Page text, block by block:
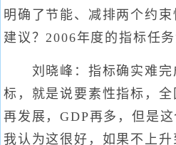
明确了节能、减排两个约
建议？2006年度的指标任
刘晓峰：指标确实难完
标，就是说要素性指标，
再发展，GDP再多，但是
我认为这很好，如果不上